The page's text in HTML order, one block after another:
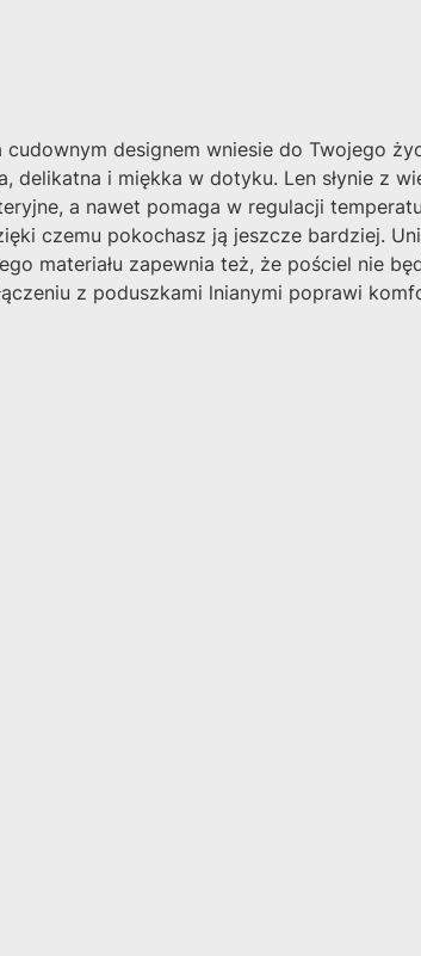
designem wniesie do Twojego
delikatna i miękka w dotyku. Len słynie z
a nawet pomaga w regulacji
czemu pokochasz ją jeszcze bardziej.
materiału zapewnia też, że pościel nie
z poduszkami lnianymi poprawi